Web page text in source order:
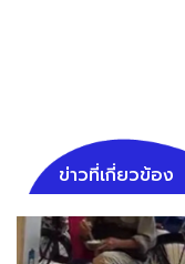
ข่าวที่เกี่ยวข้อง